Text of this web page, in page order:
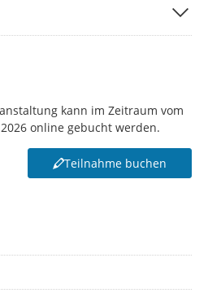
Medizinischer Kinderschutz,
kann im Zeitraum vom
online gebucht werden.
Teilnahme buchen